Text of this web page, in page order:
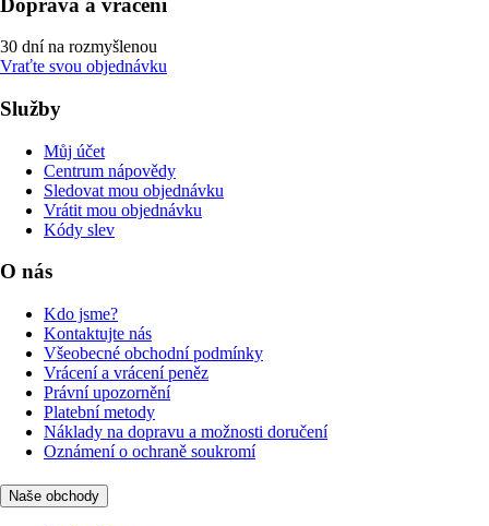
30 dní na rozmyšlenou
Vraťte svou objednávku
Služby
Můj účet
Centrum nápovědy
Sledovat mou objednávku
Vrátit mou objednávku
Kódy slev
O nás
Kdo jsme?
Kontaktujte nás
Všeobecné obchodní podmínky
Vrácení a vrácení peněz
Právní upozornění
Platební metody
Náklady na dopravu a možnosti doručení
Oznámení o ochraně soukromí
Naše obchody